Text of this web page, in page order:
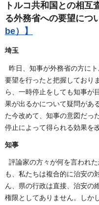
トルコ共和国との相互
る外務省への要望につ
be）】
埼玉
昨日、知事が外務省の方に
要望を行ったと把握しており
ら、一時停止をしても知事が
果が出るかについて疑問があ
た今改めて、知事の意図だっ
停止によって得られる効果を
知事
評論家の方々が何を言われ
も、私たちは複合的に治安の
ん、県の行政は直接、治安の
権限としてありません。しか